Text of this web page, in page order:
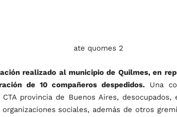
realizado al municipio de Quilmes, en
de 10 compañeros despedidos. Una
provincia de Buenos Aires, desocupados,
sociales, además de otros